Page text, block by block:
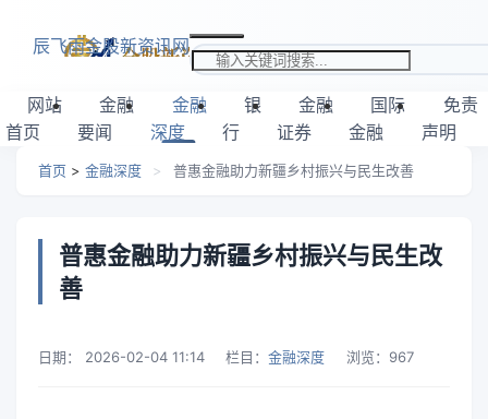
辰飞雨金股新资讯网
搜索关键词
网站
首页
金融
要闻
金融
深度
银
行
金融
证券
国际
金融
免责
声明
首页 > 金融深度 > 普惠金融助力新疆乡村振兴与民生改善
普惠金融助力新疆乡村振兴与民生改
善
日期： 2026-02-04 11:14 栏目： 金融深度 浏览： 967